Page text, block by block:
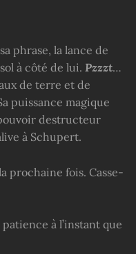
phrase, la lance de
à côté de lui. Pzzzt…
de terre et de
puissance magique
destructeur
à Schupert.
prochaine fois. Casse-
à l’instant que